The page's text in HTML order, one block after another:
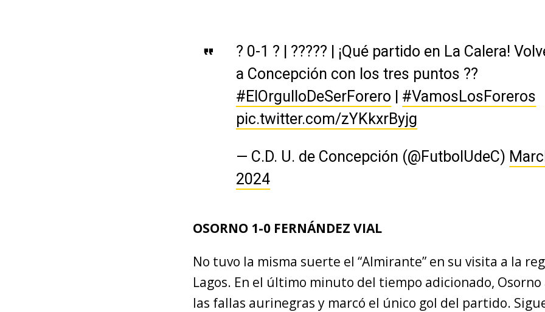
? 0-1 ? | ????? | ¡Qué partido en La Calera!
a Concepción con los tres puntos ??
#ElOrgulloDeSerForero
#VamosLosForeros
pic.twitter.com/zYKkxrByjg
— C.D. U. de Concepción (@FutbolUdeC)
2024
OSORNO 1-0 FERNÁNDEZ VIAL
No tuvo la misma suerte el “Almirante” en su visita a la
Lagos. En el último minuto del tiempo adicionado, Osorno
las fallas aurinegras y marcó el único gol del partido.